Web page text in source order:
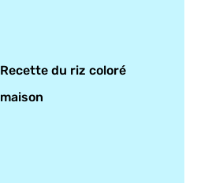
Recette du riz coloré
maison